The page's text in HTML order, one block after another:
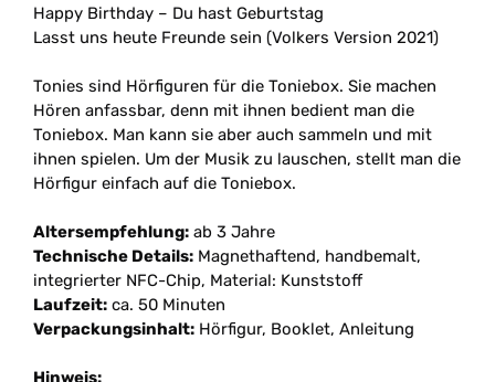
Happy Birthday – Du hast Geburtstag
Lasst uns heute Freunde sein (Volkers Version 2021)
Tonies sind Hörfiguren für die Toniebox. Sie machen
Hören anfassbar, denn mit ihnen bedient man die
Toniebox. Man kann sie aber auch sammeln und mit
ihnen spielen. Um der Musik zu lauschen, stellt man die
Hörfigur einfach auf die Toniebox.
Altersempfehlung: ab 3 Jahre
Technische Details: Magnethaftend, handbemalt,
integrierter NFC-Chip, Material: Kunststoff
Laufzeit: ca. 50 Minuten
Verpackungsinhalt: Hörfigur, Booklet, Anleitung
Hinweis: